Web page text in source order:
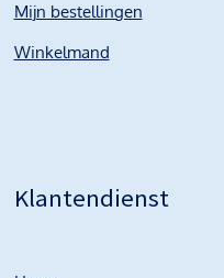
Mijn bestellingen
Winkelmand
Klantendienst